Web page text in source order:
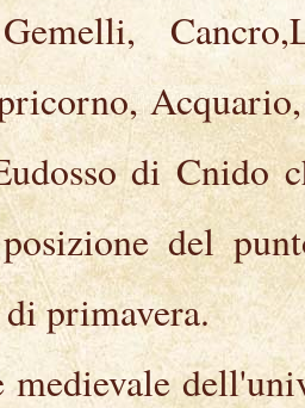
di Cnido
del
primavera.
medievale